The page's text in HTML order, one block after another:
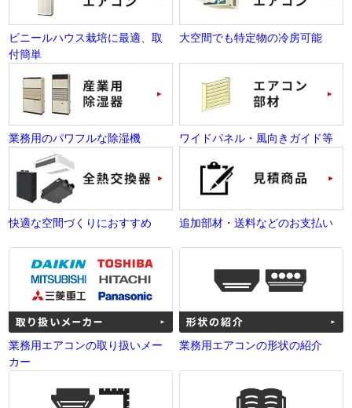
ビニールハウス栽培に最適、取
付簡単
大空間でも特定物の冷房可能
業務用のパワフルな除湿機 ワイドパネル・風向きガイド等
快適な空間づくりにおすすめ 追加部材・送料などのお支払い
業務用エアコンの取り扱いメー
カー
業務用エアコンの形状の紹介